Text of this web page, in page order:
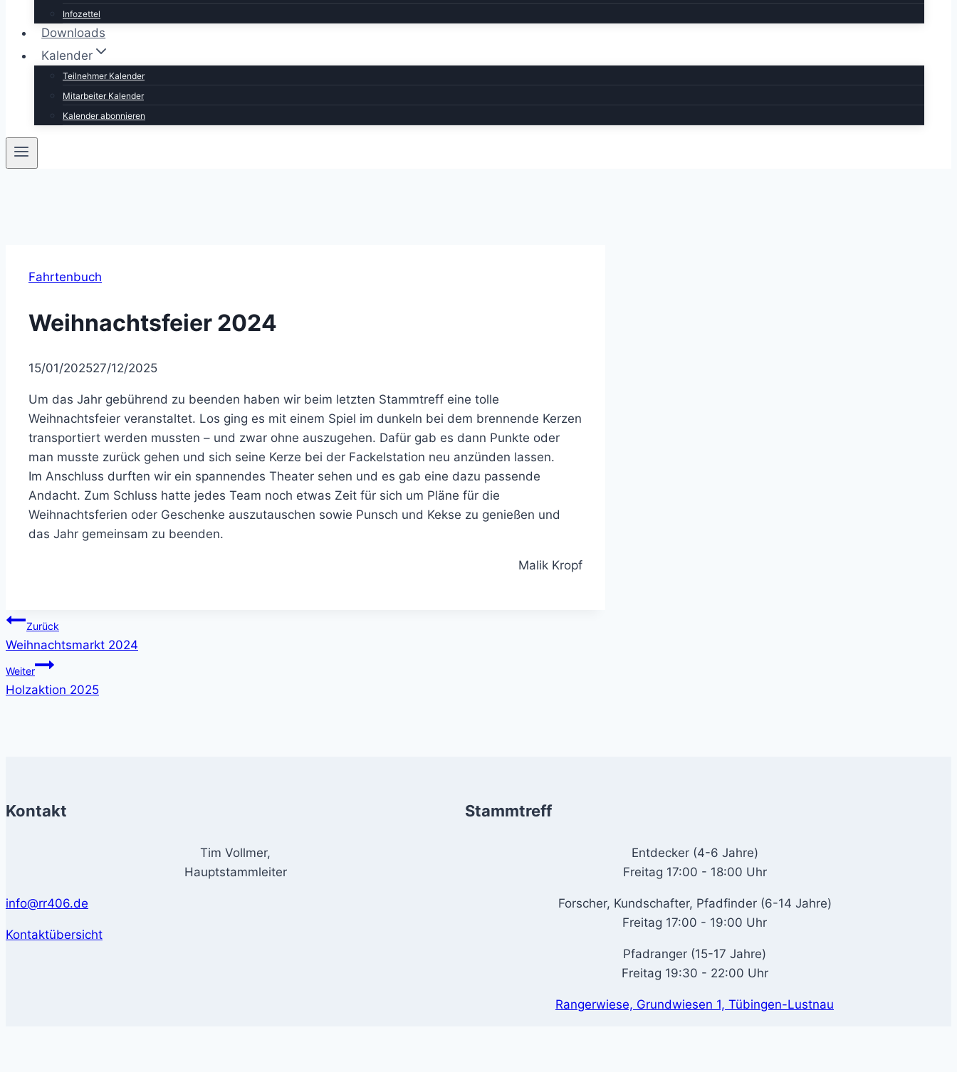
Infozettel
Downloads
Kalender
Teilnehmer Kalender
Mitarbeiter Kalender
Kalender abonnieren
Fahrtenbuch
Weihnachtsfeier 2024
15/01/202527/12/2025
Um das Jahr gebührend zu beenden haben wir beim letzten Stammtreff eine tolle
Weihnachtsfeier veranstaltet. Los ging es mit einem Spiel im dunkeln bei dem brennende Kerzen
transportiert werden mussten – und zwar ohne auszugehen. Dafür gab es dann Punkte oder
man musste zurück gehen und sich seine Kerze bei der Fackelstation neu anzünden lassen.
Im Anschluss durften wir ein spannendes Theater sehen und es gab eine dazu passende
Andacht. Zum Schluss hatte jedes Team noch etwas Zeit für sich um Pläne für die
Weihnachtsferien oder Geschenke auszutauschen sowie Punsch und Kekse zu genießen und
das Jahr gemeinsam zu beenden.
Malik Kropf
Beitragsnavigation
Zurück
Weihnachtsmarkt 2024
Weiter
Holzaktion 2025
Kontakt
Tim Vollmer,
Hauptstammleiter
info@rr406.de
Kontaktübersicht
Stammtreff
Entdecker (4-6 Jahre)
Freitag 17:00 - 18:00 Uhr
Forscher, Kundschafter, Pfadfinder (6-14 Jahre)
Freitag 17:00 - 19:00 Uhr
Pfadranger (15-17 Jahre)
Freitag 19:30 - 22:00 Uhr
Rangerwiese, Grundwiesen 1, Tübingen-Lustnau